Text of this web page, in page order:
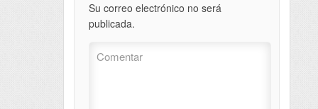
Su correo electrónico no será
publicada.